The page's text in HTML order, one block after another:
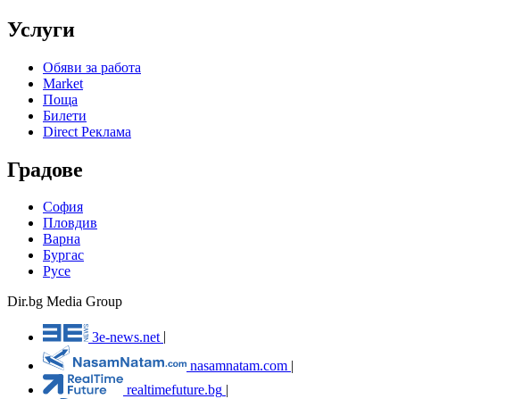
Услуги
Обяви за работа
Market
Поща
Билети
Direct Реклама
Градове
София
Пловдив
Варна
Бургас
Русе
Dir.bg Media Group
3e-news.net
nasamnatam.com |
realtimefuture.bg |